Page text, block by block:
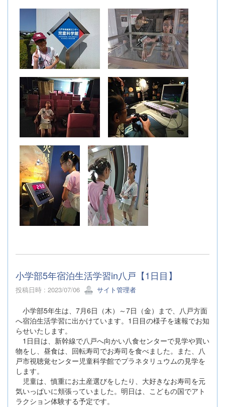
小学部5年宿泊生活学習in八戸【1日目】
投稿日時 : 2023/07/06 サイト管理者
小学部5年生は、7月6日（木）～7日（金）まで、八戸方面
へ宿泊生活学習に出かけています。1日目の様子を速報でお知
らせいたします。
1日目は、新幹線で八戸へ向かい八食センターで見学や買い
物をし、昼食は、回転寿司でお寿司を食べました。また、八
戸市視聴覚センター児童科学館でプラネタリュウムの見学を
します。
児童は、慎重にお土産選びをしたり、大好きなお寿司を元
気いっぱいに頬張っていました。明日は、こどもの国でアト
ラクション体験する予定です。